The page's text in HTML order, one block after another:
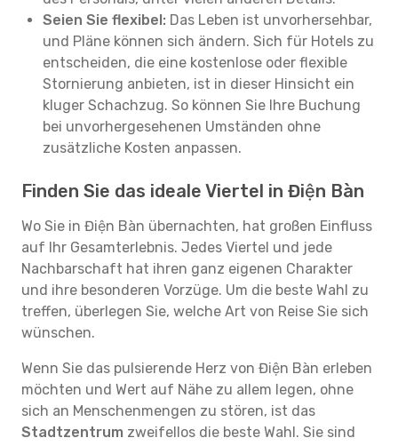
Seien Sie flexibel: Das Leben ist unvorhersehbar,
und Pläne können sich ändern. Sich für Hotels zu
entscheiden, die eine kostenlose oder flexible
Stornierung anbieten, ist in dieser Hinsicht ein
kluger Schachzug. So können Sie Ihre Buchung
bei unvorhergesehenen Umständen ohne
zusätzliche Kosten anpassen.
Finden Sie das ideale Viertel in Điện Bàn
Wo Sie in Điện Bàn übernachten, hat großen Einfluss
auf Ihr Gesamterlebnis. Jedes Viertel und jede
Nachbarschaft hat ihren ganz eigenen Charakter
und ihre besonderen Vorzüge. Um die beste Wahl zu
treffen, überlegen Sie, welche Art von Reise Sie sich
wünschen.
Wenn Sie das pulsierende Herz von Điện Bàn erleben
möchten und Wert auf Nähe zu allem legen, ohne
sich an Menschenmengen zu stören, ist das
Stadtzentrum zweifellos die beste Wahl. Sie sind